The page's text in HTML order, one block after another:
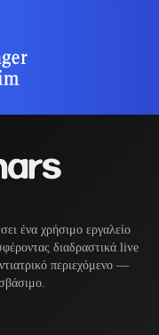
ένα χρήσιμο εργαλείο
διαδραστικά live
περιεχόμενο —